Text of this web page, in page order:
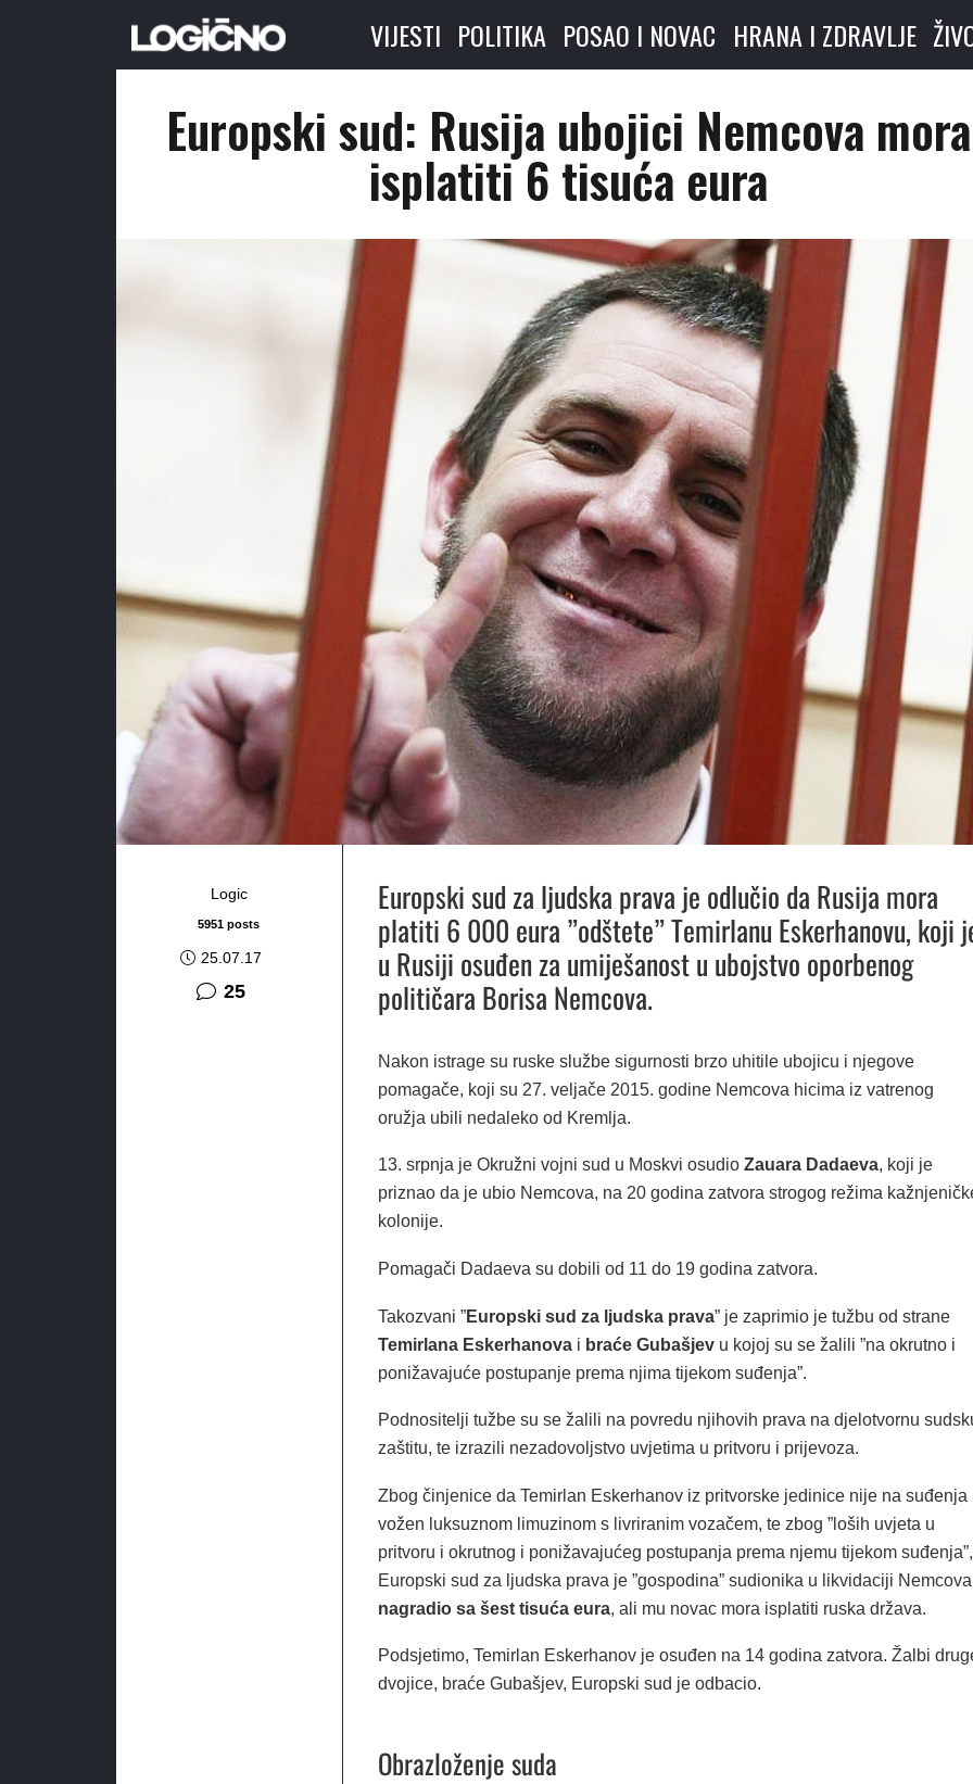
VIJESTI POLITIKA POSAO I NOVAC HRANA I ZDRAVLJE
Europski sud: Rusija ubojici Nemcova mora
isplatiti 6 tisuća eura
Logic
5951 posts
25.07.17
25komentara
Europski sud za ljudska prava je odlučio da Rusija mora
platiti 6 000 eura ”odštete” Temirlanu Eskerhanovu, koji
u Rusiji osuđen za umiješanost u ubojstvo oporbenog
političara Borisa Nemcova.
Nakon istrage su ruske službe sigurnosti brzo uhitile ubojicu i njegove
pomagače, koji su 27. veljače 2015. godine Nemcova hicima iz vatrenog
oružja ubili nedaleko od Kremlja.
13. srpnja je Okružni vojni sud u Moskvi osudioZauara Dadaeva, koji je
priznao da je ubio Nemcova, na 20 godina zatvora strogog režima
kolonije.
Pomagači Dadaeva su dobili od 11 do 19 godina zatvora.
Takozvani ”Europski sud za ljudska prava” je zaprimio je tužbu od strane
Temirlana Eskerhanovai braće Gubašjevu kojoj su se žalili ”na okrutno i
ponižavajuće postupanje prema njima tijekom suđenja”.
Podnositelji tužbe su se žalili na povredu njihovih prava na djelotvornu
zaštitu, te izrazili nezadovoljstvo uvjetima u pritvoru i prijevoza.
Zbog činjenice da Temirlan Eskerhanov iz pritvorske jedinice nije na suđenja
vožen luksuznom limuzinom s livriranim vozačem, te zbog ”loših uvjeta u
pritvoru i okrutnog i ponižavajućeg postupanja prema njemu tijekom suđenja”,
Europski sud za ljudska prava je ”gospodina” sudionika u likvidaciji Nemcova
nagradio sa šest tisuća eura, ali mu novac mora isplatiti ruska država.
Podsjetimo, Temirlan Eskerhanov je osuđen na 14 godina zatvora. Žalbi
dvojice, braće Gubašjev, Europski sud je odbacio.
Obrazloženje suda